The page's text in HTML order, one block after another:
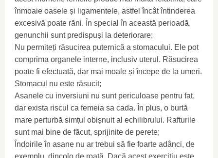
înmoaie oasele și ligamentele, astfel încât întinderea
excesivă poate răni. În special în această perioadă,
genunchii sunt predispuși la deteriorare;
Nu permiteți răsucirea puternică a stomacului. Ele pot
comprima organele interne, inclusiv uterul. Răsucirea
poate fi efectuată, dar mai moale și începe de la umeri.
Stomacul nu este răsucit;
Asanele cu inversiuni nu sunt periculoase pentru fat,
dar exista riscul ca femeia sa cada. În plus, o burtă
mare perturbă simțul obișnuit al echilibrului. Rafturile
sunt mai bine de făcut, sprijinite de perete;
Îndoirile în asane nu ar trebui să fie foarte adânci, de
exemplu, dincolo de roată. Dacă acest exercițiu este